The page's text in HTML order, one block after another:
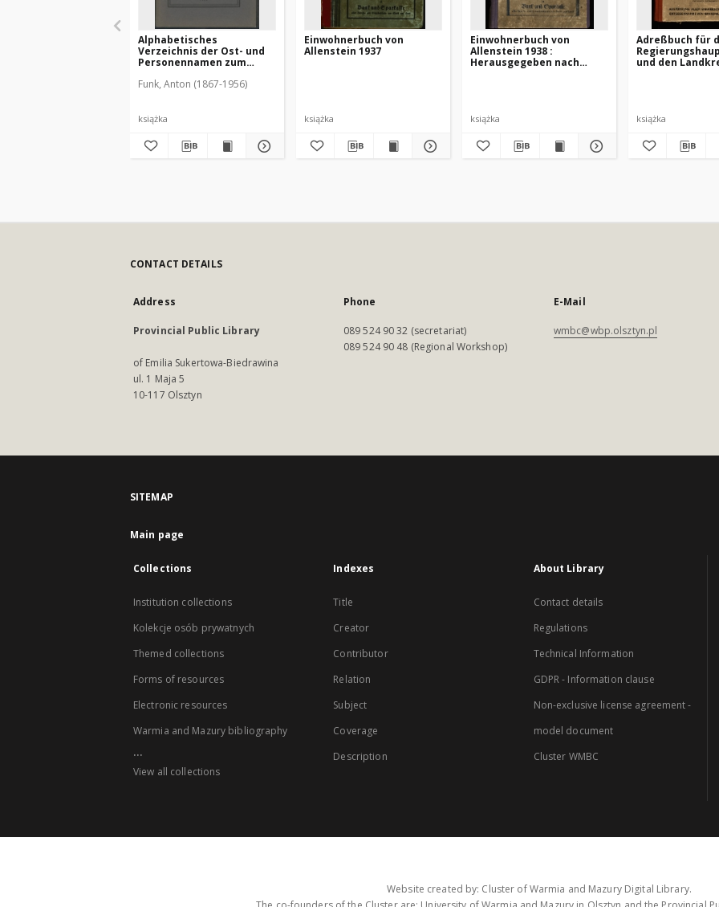
Alphabetisches
Verzeichnis der Ost- und
Personennamen zum
Geschichte der Stadt
Funk, Anton (1867-1956)
książka
Einwohnerbuch von
Allenstein 1937
książka
Einwohnerbuch von
Allenstein 1938 :
Herausgegeben nach
książka
Adreßbuch für
und den
książka
CONTACT DETAILS
Address
Provincial Public Library
of Emilia Sukertowa-Biedrawina
ul. 1 Maja 5
10-117 Olsztyn
Phone
089 524 90 32 (secretariat)
089 524 90 48 (Regional Workshop)
E-Mail
wmbc@wbp.olsztyn.pl
SITEMAP
Main page
Collections
Institution collections
Kolekcje osób prywatnych
Themed collections
Forms of resources
Electronic resources
Warmia and Mazury bibliography
...
View all collections
Indexes
Title
Creator
Contributor
Relation
Subject
Coverage
Description
About Library
Contact details
Regulations
Technical Information
GDPR - Information clause
Non-exclusive license agreement -
model document
Cluster WMBC
Website created by: Cluster of Warmia and Mazury Digital Library.